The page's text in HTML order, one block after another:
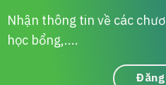
Nhận thông tin về các
học bổng,....